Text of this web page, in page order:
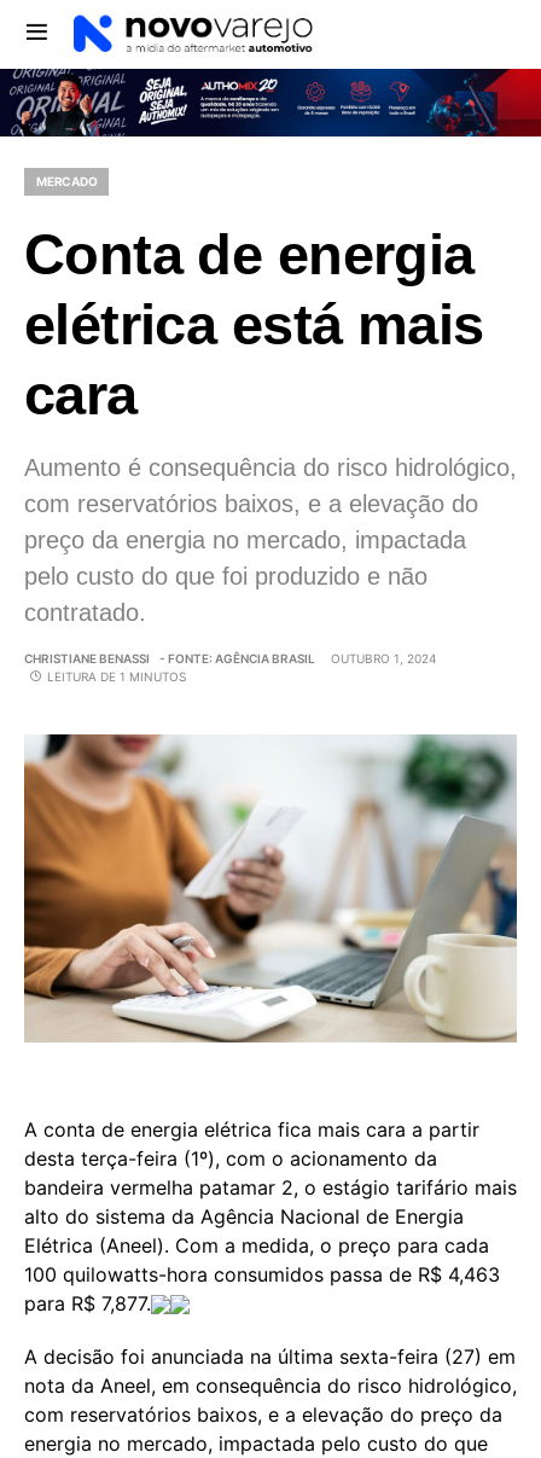
MERCADO
Conta de energia
elétrica está mais
cara
Aumento é consequência do risco hidrológico,
com reservatórios baixos, e a elevação do
preço da energia no mercado, impactada
pelo custo do que foi produzido e não
contratado.
CHRISTIANE BENASSI - FONTE: AGÊNCIA BRASIL
OUTUBRO 1, 2024
LEITURA DE 1 MINUTOS
A conta de energia elétrica fica mais cara a partir
desta terça-feira (1º), com o acionamento da
bandeira vermelha patamar 2, o estágio tarifário mais
alto do sistema da Agência Nacional de Energia
Elétrica (Aneel). Com a medida, o preço para cada
100 quilowatts-hora consumidos passa de R$ 4,463
para R$ 7,877.
A decisão foi anunciada na última sexta-feira (27) em
nota da Aneel, em consequência do risco hidrológico,
com reservatórios baixos, e a elevação do preço da
energia no mercado, impactada pelo custo do que